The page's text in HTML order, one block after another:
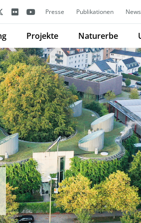
Presse Publikationen
Projekte Naturerbe